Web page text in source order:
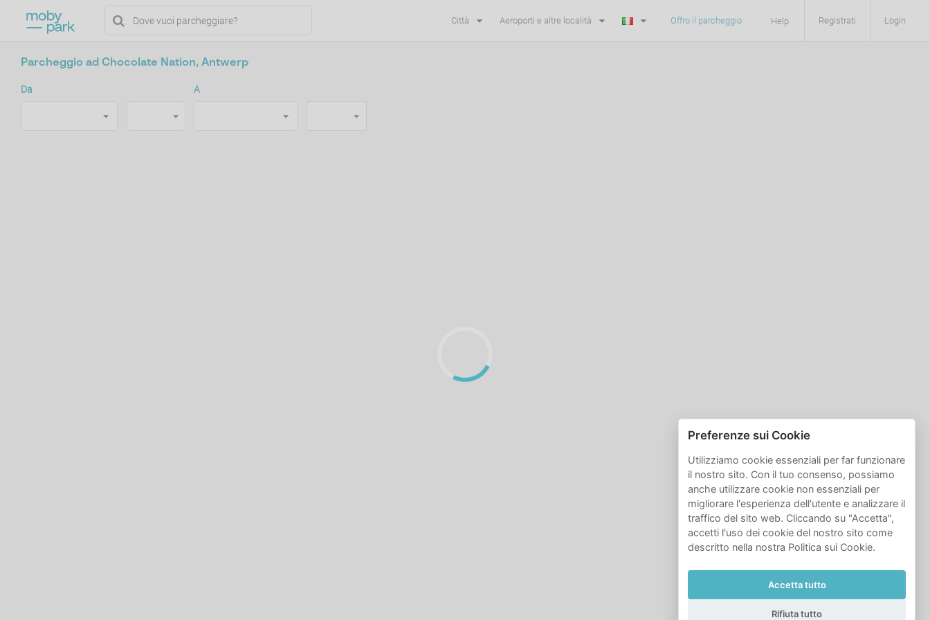
Offro il parcheggio Help Registrati Login
Città Aeroporti e altre località
Parcheggio ad Chocolate Nation, Antwerp
Da A
Preferenze sui Cookie
Utilizziamo cookie essenziali per far funzionare
il nostro sito. Con il tuo consenso, possiamo
anche utilizzare cookie non essenziali per
migliorare l'esperienza dell'utente e analizzare il
traffico del sito web. Cliccando su "Accetta",
accetti l'uso dei cookie del nostro sito come
descritto nella nostra Politica sui Cookie.
Accetta tutto
Rifiuta tutto